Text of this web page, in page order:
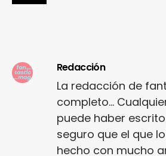
Redacción
La redacción de
completo...
puede haber
seguro que el que
hecho con mucho